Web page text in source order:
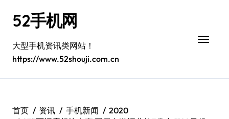
52手机网
大型手机资讯类网站！
https://www.52shouji.com.cn
首页 资讯 手机新闻
2020